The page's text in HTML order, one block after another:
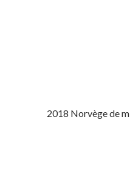
2018 Norvège de